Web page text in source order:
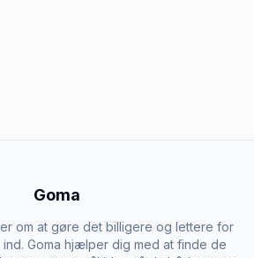
Goma
om at gøre det billigere og lettere for
Goma hjælper dig med at finde de